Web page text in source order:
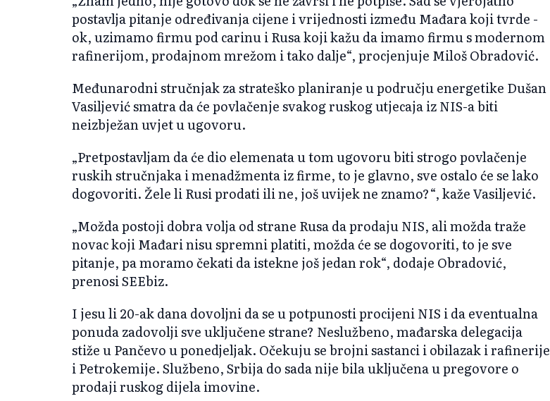
postavlja pitanje određivanja cijene i vrijednosti između Mađara koji tvrde -
ok, uzimamo firmu pod carinu i Rusa koji kažu da imamo firmu s modernom
rafinerijom, prodajnom mrežom i tako dalje“, procjenjuje Miloš Obradović.
Međunarodni stručnjak za strateško planiranje u području energetike Dušan
Vasiljević smatra da će povlačenje svakog ruskog utjecaja iz NIS-a biti
neizbježan uvjet u ugovoru.
„Pretpostavljam da će dio elemenata u tom ugovoru biti strogo povlačenje
ruskih stručnjaka i menadžmenta iz firme, to je glavno, sve ostalo će se lako
dogovoriti. Žele li Rusi prodati ili ne, još uvijek ne znamo?“, kaže Vasiljević.
„Možda postoji dobra volja od strane Rusa da prodaju NIS, ali možda traže
novac koji Mađari nisu spremni platiti, možda će se dogovoriti, to je sve
pitanje, pa moramo čekati da istekne još jedan rok“, dodaje Obradović,
prenosi SEEbiz.
I jesu li 20-ak dana dovoljni da se u potpunosti procijeni NIS i da eventualna
ponuda zadovolji sve uključene strane? Neslužbeno, mađarska delegacija
stiže u Pančevo u ponedjeljak. Očekuju se brojni sastanci i obilazak i rafinerije
i Petrokemije. Službeno, Srbija do sada nije bila uključena u pregovore o
prodaji ruskog dijela imovine.